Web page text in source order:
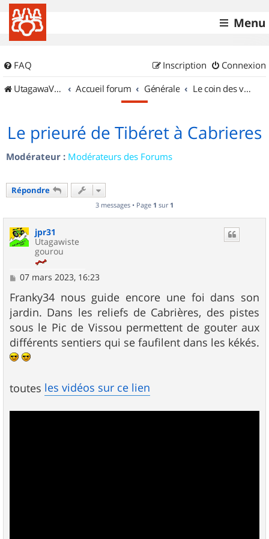
Menu
FAQ Connexion
Inscription
UtagawaVTT (Randos VTT et VTTAE avec traces GPS)
Accueil forum Générale Le coin des vidéastes
Le prieuré de Tibéret à Cabrieres
Modérateur : Modérateurs des Forums
Répondre
3 messages • Page 1 sur 1
jpr31
Utagawiste
gourou
M
s
s
a
g
e
07 mars 2023, 16:23
Franky34 nous guide encore une foi dans son
jardin. Dans les reliefs de Cabrières, des pistes
sous le Pic de Vissou permettent de gouter aux
différents sentiers qui se faufilent dans les kékés.
toutes les vidéos sur ce lien